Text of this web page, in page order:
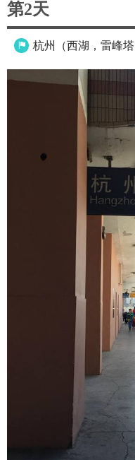
第2天
 杭州（西湖，雷峰塔